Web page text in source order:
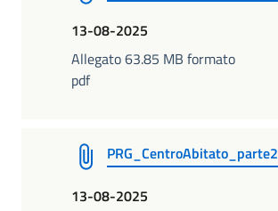
13-08-2025
Allegato 63.85 MB formato
pdf
PRG_CentroAbitato_parte2
13-08-2025